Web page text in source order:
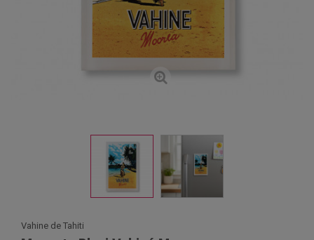
Vahine de Tahiti